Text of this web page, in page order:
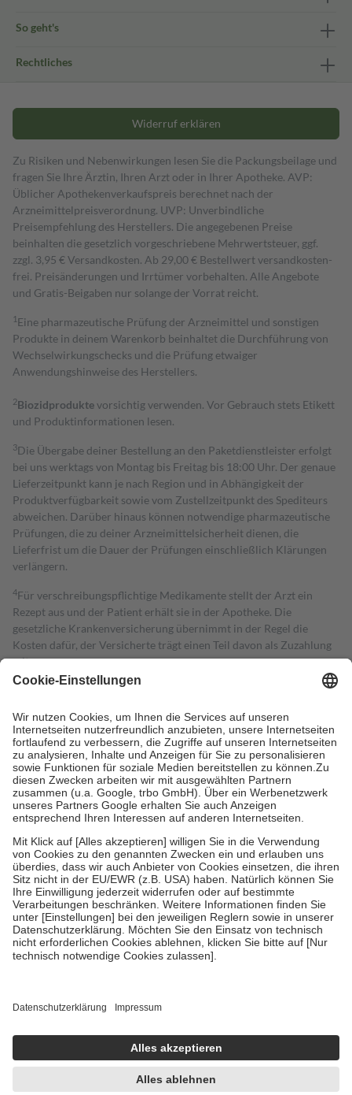
So geht's
Rechtliches
Widerruf erklären
Zu Risiken und Nebenwirkungen lesen Sie die Packungsbeilage und
fragen Sie Ihre Ärztin, Ihren Arzt oder in Ihrer Apotheke. AVP:
Üblicher Apothekenverkaufspreis berechnet nach der
Arzneimittelpreisverordnung. UVP: Unverbindliche
Preisempfehlung des Herstellers. Die angegebenen Preise
beinhalten die gesetzlich vorgeschriebene Mehrwertsteuer, ggf.
zzgl. 3,95 € Versandkosten. Ab 29,00 € Bestell­wert versand­kosten­
frei. Preisänderungen und Irrtümer vorbehalten. Alle Angebote
und Gratis-Beigaben nur solange der Vorrat reicht.
1 Eine pharmazeutische Prüfung der Arzneimittel und sonstigen
Produkte in deinem Warenkorb beinhaltet die Durchführung von
Wechselwirkungschecks und die Prüfung etwaiger
Anwendungshinweise des Herstellers.
2Biozidproduktevorsichtig verwenden. Vor Gebrauch stets Etikett
und Produktinformationen lesen.
3Die Übergabe deiner Bestellung an den Paketdienstleister erfolgt
bei uns werktags von Montag bis Freitag bis 18:00 Uhr. Der genaue
Lieferzeitpunkt kann je nach Region und in Abhängigkeit der
Produktverfügbarkeit sowie vom Zustellzeitpunkt des Spediteurs
abweichen. Darüber hinaus können notwendige pharmazeutische
Prüfungen, die zu deiner Arzneimittelsicherheit dienen, die
Lieferfrist um die Dauer der Prüfungen einschließlich Klärungen
verlängern.
4Für verschreibungspflichtige Medikamente stellt der Arzt ein
Rezept aus und der Patient erhält sie in der Apotheke. Die
gesetzliche Krankenversicherung übernimmt in der Regel die
Kosten dafür, der Versicherte trägt einen Teil davon als Zuzahlung
mit.
Grundsätzlich leisten Mitglieder Zuzahlungen in Höhe von zehn
höchstens zehn Euro.
Es sind jedoch nie mehr als die tatsächlichen
Kosten der Leistung zu entrichten.
Diese Regeln gelten grundsätzlich auch für Online-Apotheken.
Bei Heilmitteln und häuslicher Krankenpflege beträgt die
Zuzahlung zehn Prozent der Kosten sowie zehn Euro je
Verordnung.
Um das Engagement der Versicherten für ihre eigene Gesundheit zu
stärken und die besondere Stellung der Familie zu unterstützen,
fallenkeine Zuzahlungenan bei:
• Kindern und Jugendlichen bis zum vollendeten 18. Lebensjahr
mit Ausnahme der Fahrkosten
• Untersuchungen zur Vorsorge und Früherkennung, die von der
GKV getragen werden
• empfohlenen Schutzimpfungen
• Harn- und Blutteststreifen
getroffen, um sicherzustellen, dass es sich um echte Bewertungen
https://help.etrusted.com/hc/de/articles/4419944605341
Einige Bilder und Inhalte wurden unter Zuhilfenahme künstlicher